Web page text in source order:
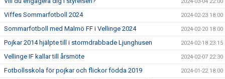
Viffes Sommarfotboll 2024 2024-02-23 18:00
Sommarfotboll med Malmö FF i Vellinge 2024 2024-02-20 18:00
Pojkar 2014 hjälpte till i stormdrabbade Ljunghusen 2024-02-18 23:15
Vellinge IF kallar till årsmöte 2024-02-07 22:30
Fotbollsskola för pojkar och flickor födda 2019 2024-01-22 18:00